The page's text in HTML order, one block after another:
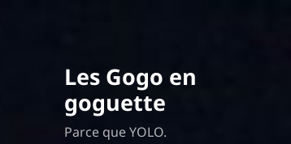
Les Gogo en
goguette
Parce que YOLO.